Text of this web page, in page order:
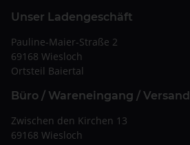
Unser Ladengeschäft
Pauline-Maier-Straße 2
69168 Wiesloch
Ortsteil Baiertal
Büro / Wareneingang / Versand
Zwischen den Kirchen 13
69168 Wiesloch